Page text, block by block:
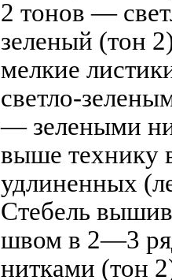
2 тонов —
зеленый (тон
мелкие
светло-
— зелеными
выше технику
удлиненных
Стебель
швом в 2—3
нитками (тон